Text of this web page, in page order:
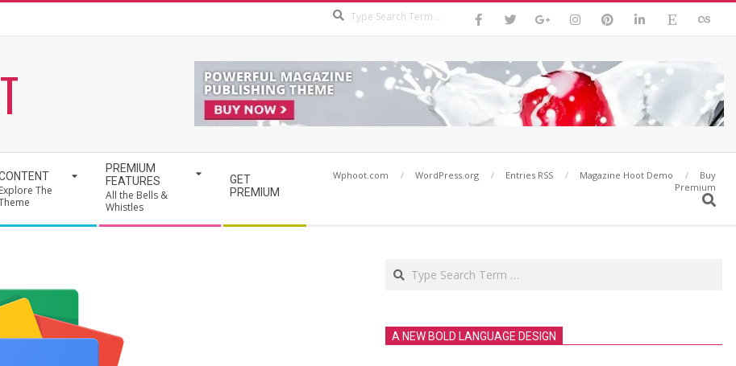
Explore The
PREMIUM
FEATURES
All the Bells &
Whistles
GET
PREMIUM
Wphoot.com WordPress.org Entries RSS Magazine Hoot Demo
Buy
Premium
Search
Search
A NEW BOLD LANGUAGE DESIGN